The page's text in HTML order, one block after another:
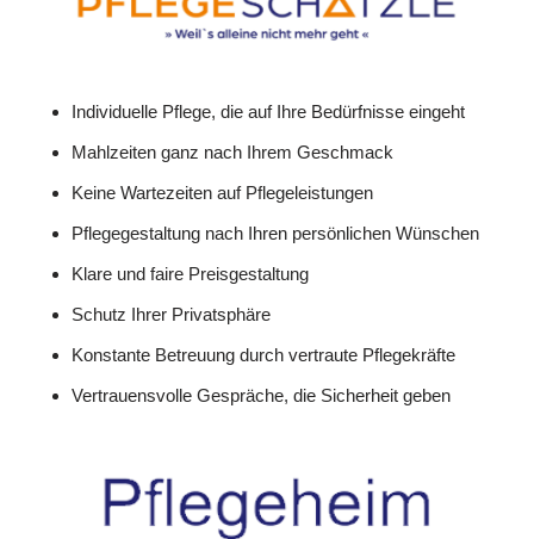
Individuelle Pflege, die auf Ihre Bedürfnisse eingeht
Mahlzeiten ganz nach Ihrem Geschmack
Keine Wartezeiten auf Pflegeleistungen
Pflegegestaltung nach Ihren persönlichen Wünschen
Klare und faire Preisgestaltung
Schutz Ihrer Privatsphäre
Konstante Betreuung durch vertraute Pflegekräfte
Vertrauensvolle Gespräche, die Sicherheit geben